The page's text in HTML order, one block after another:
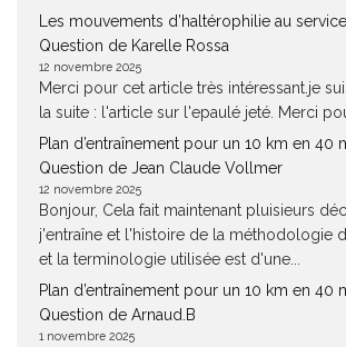
Les mouvements d’haltérophilie au
Question de Karelle Rossa
12 novembre 2025
Merci pour cet article très intéressant.je
la suite : l'article sur l'epaulé jeté. Merci
Plan d’entraînement pour un 10 km en 40
Question de Jean Claude Vollmer
12 novembre 2025
Bonjour, Cela fait maintenant pluisieurs
j'entraîne et l'histoire de la méthodologie
et la terminologie utilisée est d'une...
Plan d’entraînement pour un 10 km en 40
Question de Arnaud.B
1 novembre 2025